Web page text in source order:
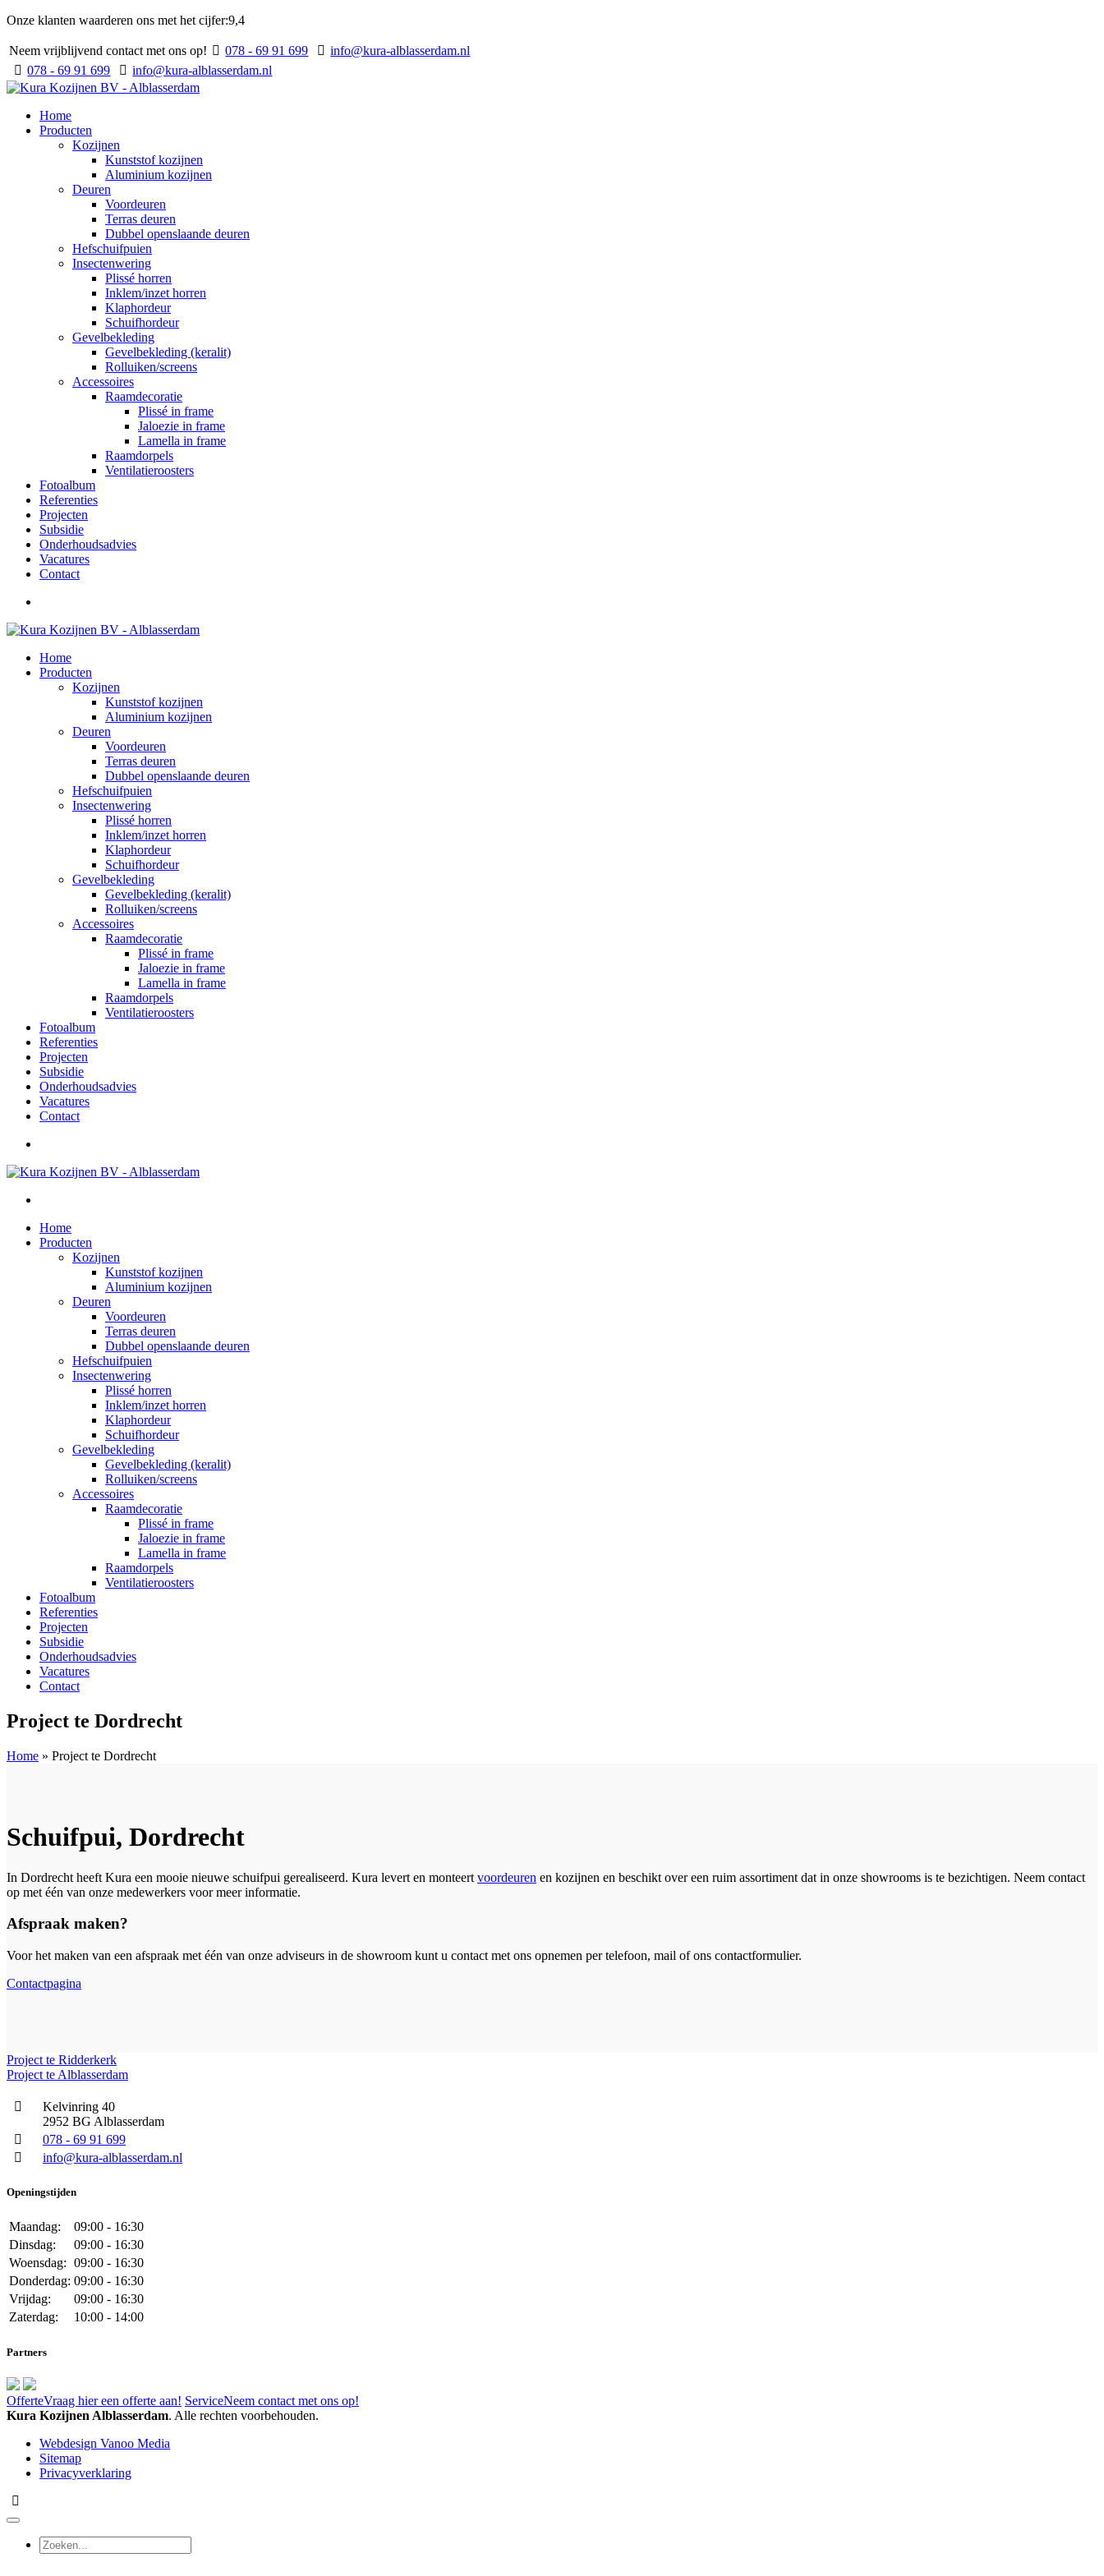
Onze klanten waarderen ons met het cijfer:9,4
Neem vrijblijvend contact met ons op! 078 - 69 91 699
info@kura-alblasserdam.nl
078 - 69 91 699
info@kura-alblasserdam.nl
Home
Producten
Kozijnen
Kunststof kozijnen
Aluminium kozijnen
Deuren
Voordeuren
Terras deuren
Dubbel openslaande deuren
Hefschuifpuien
Insectenwering
Plissé horren
Inklem/inzet horren
Klaphordeur
Schuifhordeur
Gevelbekleding
Gevelbekleding (keralit)
Rolluiken/screens
Accessoires
Raamdecoratie
Plissé in frame
Jaloezie in frame
Lamella in frame
Raamdorpels
Ventilatieroosters
Fotoalbum
Referenties
Projecten
Subsidie
Onderhoudsadvies
Vacatures
Contact
Home
Producten
Kozijnen
Kunststof kozijnen
Aluminium kozijnen
Deuren
Voordeuren
Terras deuren
Dubbel openslaande deuren
Hefschuifpuien
Insectenwering
Plissé horren
Inklem/inzet horren
Klaphordeur
Schuifhordeur
Gevelbekleding
Gevelbekleding (keralit)
Rolluiken/screens
Accessoires
Raamdecoratie
Plissé in frame
Jaloezie in frame
Lamella in frame
Raamdorpels
Ventilatieroosters
Fotoalbum
Referenties
Projecten
Subsidie
Onderhoudsadvies
Vacatures
Contact
Home
Producten
Kozijnen
Kunststof kozijnen
Aluminium kozijnen
Deuren
Voordeuren
Terras deuren
Dubbel openslaande deuren
Hefschuifpuien
Insectenwering
Plissé horren
Inklem/inzet horren
Klaphordeur
Schuifhordeur
Gevelbekleding
Gevelbekleding (keralit)
Rolluiken/screens
Accessoires
Raamdecoratie
Plissé in frame
Jaloezie in frame
Lamella in frame
Raamdorpels
Ventilatieroosters
Fotoalbum
Referenties
Projecten
Subsidie
Onderhoudsadvies
Vacatures
Contact
Project te Dordrecht
Home » Project te Dordrecht
Schuifpui, Dordrecht
In Dordrecht heeft Kura een mooie nieuwe schuifpui gerealiseerd. Kura levert en monteert voordeuren en kozijnen en beschikt over een ruim assortiment dat in onze showrooms is te bezichtigen. Neem contact
op met één van onze medewerkers voor meer informatie.
Afspraak maken?
Voor het maken van een afspraak met één van onze adviseurs in de showroom kunt u contact met ons opnemen per telefoon, mail of ons contactformulier.
Contactpagina
Project te Ridderkerk
Project te Alblasserdam
Kelvinring 40
2952 BG Alblasserdam
078 - 69 91 699
info@kura-alblasserdam.nl
Openingstijden
Maandag:
09:00 - 16:30
Dinsdag:
09:00 - 16:30
Woensdag: 09:00 - 16:30
Donderdag: 09:00 - 16:30
Vrijdag:
09:00 - 16:30
Zaterdag:
10:00 - 14:00
Partners
OfferteVraag hier een offerte aan! ServiceNeem contact met ons op!
Kura Kozijnen Alblasserdam. Alle rechten voorbehouden.
Webdesign Vanoo Media
Sitemap
Privacyverklaring